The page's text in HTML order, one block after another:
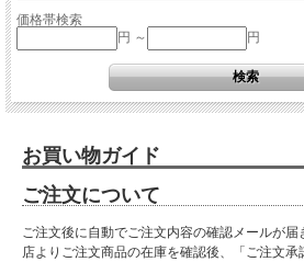
価格帯検索
円 ～
円
お買い物ガイド
ご注文について
ご注文後に自動でご注文内容の確認メールが
店よりご注文商品の在庫を確認後、「ご注文